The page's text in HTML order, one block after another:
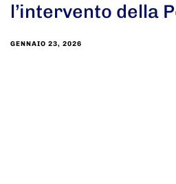
l’intervento della
GENNAIO 23, 2026